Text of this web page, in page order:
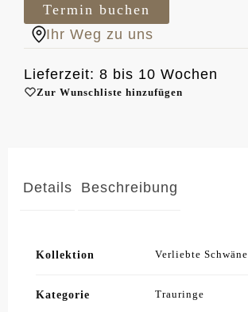
Termin buchen
Ihr Weg zu uns
Lieferzeit: 8 bis 10 Wochen
Zur Wunschliste hinzufügen
Details Beschreibung
Kollektion Verliebte Schwäne
Kategorie Trauringe